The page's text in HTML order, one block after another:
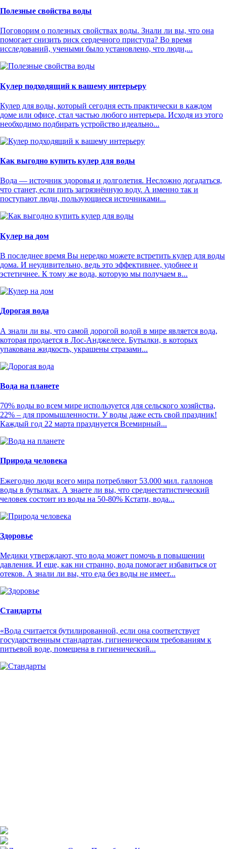
Полезные свойства воды
Поговорим о полезных свойствах воды. Знали ли вы, что она
помогает снизить риск сердечного приступа? Во время
исследований, учеными было установлено, что люди,...
Кулер подходящий к вашему интерьеру
Кулер для воды, который сегодня есть практически в каждом
доме или офисе, стал частью любого интерьера. Исходя из этого
необходимо подбирать устройство идеально...
Как выгодно купить кулер для воды
Вода — источник здоровья и долголетия. Несложно догадаться,
что станет, если пить загрязнённую воду. А именно так и
поступают люди, пользующиеся источниками...
Кулер на дом
В последнее время Вы нередко можете встретить кулер для воды
дома. И неудивительно, ведь это эффективнее, удобнее и
эстетичнее. К тому же вода, которую мы получаем в...
Дорогая вода
А знали ли вы, что самой дорогой водой в мире является вода,
которая продается в Лос-Анджелесе. Бутылки, в которых
упакована жидкость, украшены стразами...
Вода на планете
70% воды во всем мире используется для сельского хозяйства,
22% – для промышленности. У воды даже есть свой праздник!
Каждый год 22 марта празднуется Всемирный...
Природа человека
Ежегодно люди всего мира потребляют 53.000 мил. галлонов
воды в бутылках. А знаете ли вы, что среднестатистический
человек состоит из воды на 50-80% Кстати, вода...
Здоровье
Медики утверждают, что вода может помочь в повышении
давления. И еще, как ни странно, вода помогает избавиться от
отеков. А знали ли вы, что еда без воды не имеет...
Стандарты
«Вода считается бутилированной, если она соответствует
государственным стандартам, гигиеническим требованиям к
питьевой воде, помещена в гигиенический...